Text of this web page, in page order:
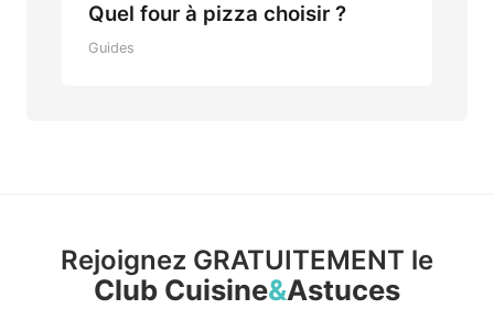
Quel four à pizza choisir ?
Guides
Rejoignez GRATUITEMENT le
Club Cuisine&Astuces